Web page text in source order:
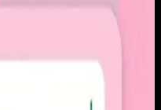
momen personal
iklan, dan tekanan
membutuhkan